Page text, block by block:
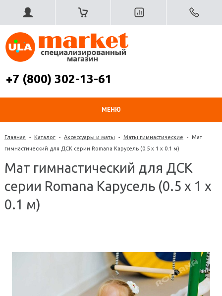
+7 (800) 302-13-61
МЕНЮ
Главная - Каталог - Аксессуары и маты - Маты гимнастические - Мат
гимнастический для ДСК серии Romana Карусель (0.5 x 1 x 0.1 м)
Мат гимнастический для ДСК
серии Romana Карусель (0.5 x 1 x
0.1 м)